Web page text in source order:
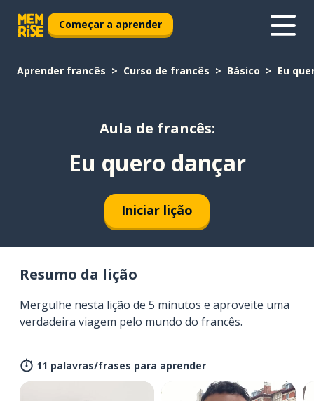
Começar a aprender
Aprender francês Curso de francês Básico Eu
Aula de francês:
Eu quero dançar
Iniciar lição
Resumo da lição
Mergulhe nesta lição de 5 minutos e aproveite uma
verdadeira viagem pelo mundo do francês.
11 palavras/frases para aprender